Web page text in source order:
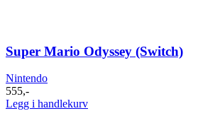
Super Mario Odyssey (Switch)
Nintendo
555,-
Legg i handlekurv